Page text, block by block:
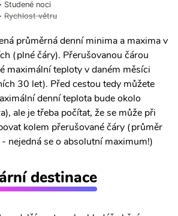
Studené noci
Rychlost větru
průměrná denní minima a maxima v
(plné čáry). Přerušovanou čárou
maximální teploty v daném měsíci
30 let). Před cestou tedy můžete
denní teplota bude okolo
ale je třeba počítat, že se může při
kolem přerušované čáry (průměr
nejedná se o absolutní maximum!)
destinace